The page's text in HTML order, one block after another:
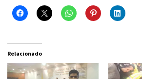
Relacionado